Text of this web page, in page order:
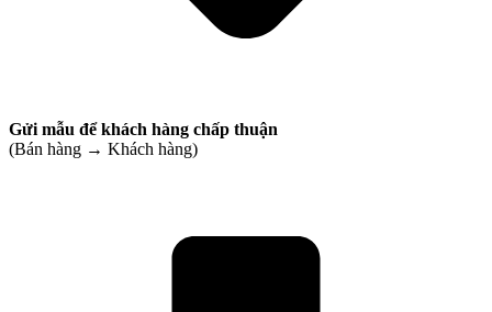
Gửi mẫu để khách hàng chấp thuận
(Bán hàng → Khách hàng)